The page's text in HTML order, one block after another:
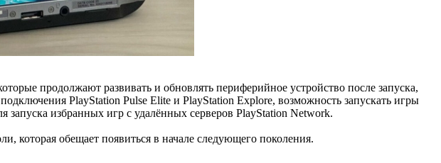
продолжают развивать и обновлять периферийное устройство после запуска,
PlayStation Pulse Elite и PlayStation Explore, возможность запускать игры
избранных игр с удалённых серверов PlayStation Network.
которая обещает появиться в начале следующего поколения.